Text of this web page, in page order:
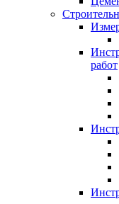
работ